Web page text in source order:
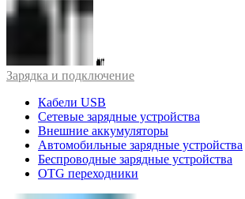
Зарядка и подключение
Кабели USB
Сетевые зарядные устройства
Внешние аккумуляторы
Автомобильные зарядные устройства
Беспроводные зарядные устройства
OTG переходники